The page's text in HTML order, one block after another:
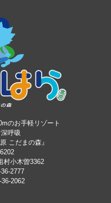
のお手軽リゾート
呼吸
こだまの森』
村小木曽3362
2777
2062